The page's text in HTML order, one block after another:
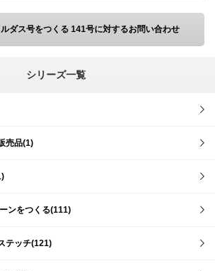
ダス号をつくる 141号に対するお問い合わせ
シリーズ一覧
売品(1)
ンをつくる(111)
テッチ(121)